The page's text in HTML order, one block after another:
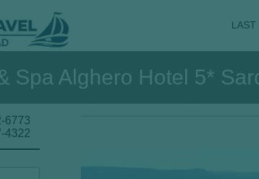
LAST
Spa Alghero Hotel 5*
6773
4322